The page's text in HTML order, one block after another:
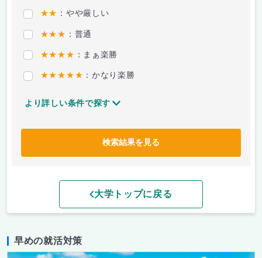
★★ ：やや厳しい
★★★ ：普通
★★★★ ：まぁ楽勝
★★★★★ ：かなり楽勝
より詳しい条件で探す
検索結果を見る
大学トップに戻る
早めの就活対策